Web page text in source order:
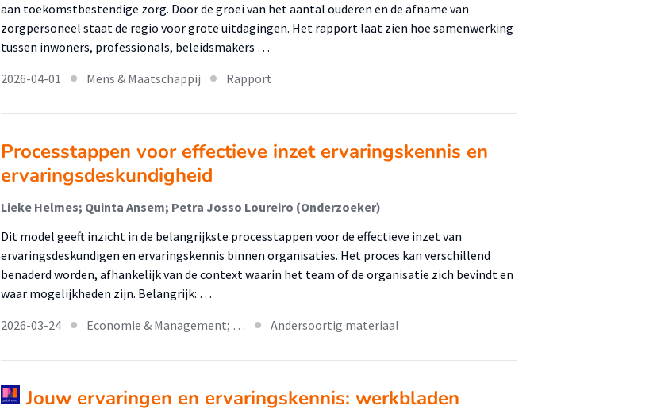
aan toekomstbestendige zorg. Door de groei van het aantal ouderen en de afname van
zorgpersoneel staat de regio voor grote uitdagingen. Het rapport laat zien hoe samenwerking
tussen inwoners, professionals, beleidsmakers …
2026-04-01
Mens & Maatschappij Rapport
Processtappen voor effectieve inzet ervaringskennis en
ervaringsdeskundigheid
Lieke Helmes; Quinta Ansem; Petra Josso Loureiro (Onderzoeker)
Dit model geeft inzicht in de belangrijkste processtappen voor de effectieve inzet van
ervaringsdeskundigen en ervaringskennis binnen organisaties. Het proces kan verschillend
benaderd worden, afhankelijk van de context waarin het team of de organisatie zich bevindt en
waar mogelijkheden zijn. Belangrijk: …
2026-03-24
Economie & Management; … Andersoortig materiaal
Jouw ervaringen en ervaringskennis: werkbladen